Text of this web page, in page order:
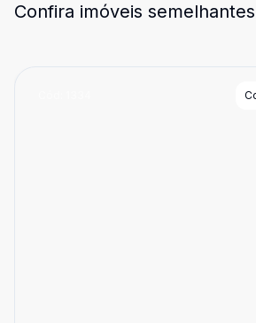
Confira imóveis semelhantes